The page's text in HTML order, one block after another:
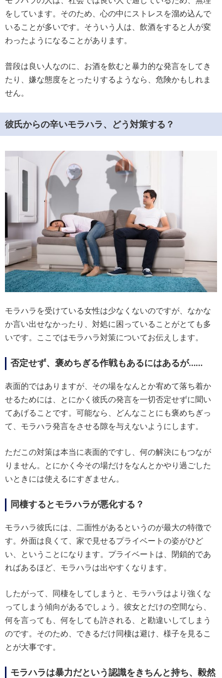
をしています。そのため、心の中にストレスを溜め込んで
いることが多いです。そういう人は、飲酒をすると人が変
わったようになることがあります。
普段は良い人なのに、お酒を飲むと暴力的な発言をしてき
たり、嫌な態度をとったりするようなら、危険かもしれま
せん。
彼氏からの辛いモラハラ、どう対策する？
モラハラを受けている女性は少なくないのですが、なかな
か言い出せなかったり、対処に困っていることがとても多
いです。ここではモラハラ対策についてお伝えします。
否定せず、褒めちぎる作戦もあるにはあるが……
表面的ではありますが、その場をなんとか宥めて落ち着か
せるためには、とにかく彼氏の発言を一切否定せずに聞い
てあげることです。可能なら、どんなことにも褒めちぎっ
て、モラハラ発言をさせる隙を与えないようにします。
ただこの対策は本当に表面的ですし、何の解決にもつなが
りません。とにかく今その場だけをなんとかやり過ごした
いときには使えるにすぎません。
同棲するとモラハラが悪化する？
モラハラ彼氏には、二面性があるというのが最大の特徴で
す。外面は良くて、家で見せるプライベートの姿がひど
い、ということになります。プライベートは、閉鎖的であ
ればあるほど、モラハラは出やすくなります。
したがって、同棲をしてしまうと、モラハラはより強くな
ってしまう傾向があるでしょう。彼女とだけの空間なら、
何を言っても、何をしても許される、と勘違いしてしまう
のです。そのため、できるだけ同棲は避け、様子を見るこ
とが大事です。
モラハラは暴力だという認識をきちんと持ち、毅然